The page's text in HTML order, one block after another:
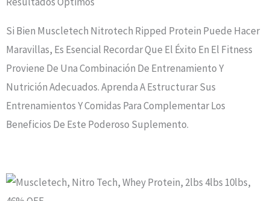
Si Bien Muscletech Nitrotech Ripped Protein Puede Hacer
Maravillas, Es Esencial Recordar Que El Éxito En El Fitness
Proviene De Una Combinación De Entrenamiento Y
Nutrición Adecuados. Aprenda A Estructurar Sus
Entrenamientos Y Comidas Para Complementar Los
Beneficios De Este Poderoso Suplemento.